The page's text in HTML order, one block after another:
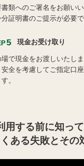
書類へのご署名をお願いい
証明書のご提示が必要で
5 現金お受け取り
場で現金をお渡しいたし
安全を考慮してご指定口
。
用する前に知っ
ある失敗とその